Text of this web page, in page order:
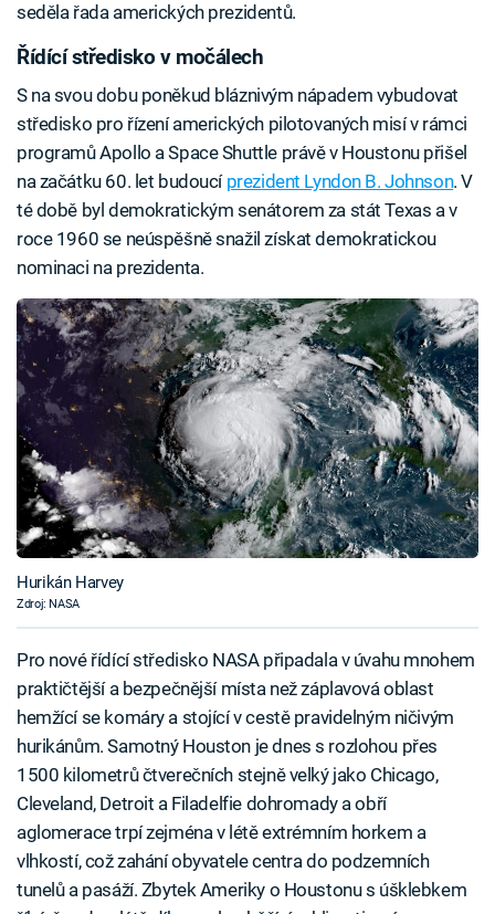
seděla řada amerických prezidentů.
Řídící středisko v močálech
S na svou dobu poněkud bláznivým nápadem vybudovat
středisko pro řízení amerických pilotovaných misí v rámci
programů Apollo a Space Shuttle právě v Houstonu přišel
na začátku 60. let budoucí prezident Lyndon B. Johnson. V
té době byl demokratickým senátorem za stát Texas a v
roce 1960 se neúspěšně snažil získat demokratickou
nominaci na prezidenta.
Hurikán Harvey
Zdroj: NASA
Pro nové řídící středisko NASA připadala v úvahu mnohem
praktičtější a bezpečnější místa než záplavová oblast
hemžící se komáry a stojící v cestě pravidelným ničivým
hurikánům. Samotný Houston je dnes s rozlohou přes
1500 kilometrů čtverečních stejně velký jako Chicago,
Cleveland, Detroit a Filadelfie dohromady a obří
aglomerace trpí zejména v létě extrémním horkem a
vlhkostí, což zahání obyvatele centra do podzemních
tunelů a pasáží. Zbytek Ameriky o Houstonu s úšklebkem